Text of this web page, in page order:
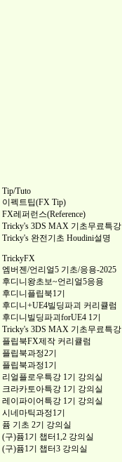
Tip/Tuto
이펙트팁(FX Tip)
FX레퍼런스(Reference)
Tricky's 3DS MAX 기초무료특강
Tricky's 완전기초 Houdini설명
TrickyFX
엠버젠/언리얼5 기초/응용-2025
후디니왕초보~언리얼5응용
후디니플립북1기
후디니+UE4빌딩파괴 커리큘럼
후디니빌딩파괴forUE4 1기
Tricky's 3DS MAX 기초무료특강
플립북FX제작 커리큘럼
플립북과정2기
플립북과정1기
리얼플로우특강 1기 강의실
크라카토아특강 1기 강의실
레이파이어특강 1기 강의실
시네마틱과정1기
퓸 기초 2기 강의실
(구)퓸1기 챕터1,2 강의실
(구)퓸1기 챕터3 강의실